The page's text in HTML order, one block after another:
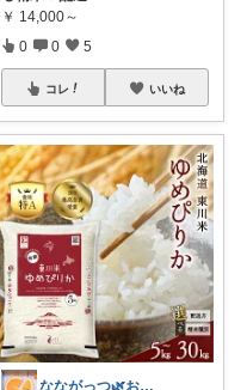
￥ 14,000～
0 0 5
コレ いいね
なながっつ🌿お得好き！コスパも大切💛